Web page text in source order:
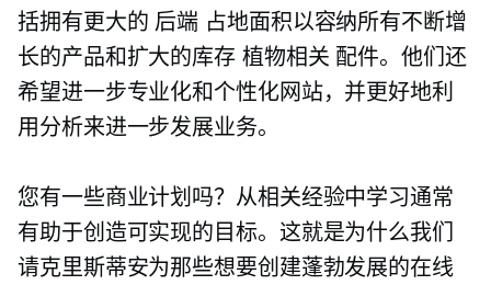
括拥有更大的 后端 占地面积以容纳所有不断增
长的产品和扩大的库存 植物相关 配件。他们还
希望进一步专业化和个性化网站，并更好地利
用分析来进一步发展业务。
您有一些商业计划吗？从相关经验中学习通常
有助于创造可实现的目标。这就是为什么我们
请克里斯蒂安为那些想要创建蓬勃发展的在线